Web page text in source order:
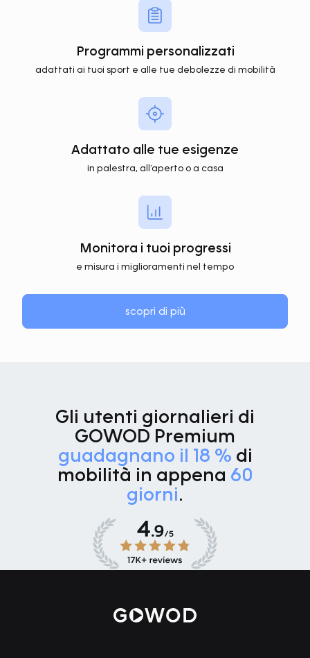
Programmi personalizzati
adattati ai tuoi sport e alle tue debolezze di mobilità
Adattato alle tue esigenze
in palestra, all’aperto o a casa
Monitora i tuoi progressi
e misura i miglioramenti nel tempo
scopri di più
Gli utenti giornalieri di
GOWOD Premium
guadagnano il 18 % di
mobilità in appena 60
giorni.